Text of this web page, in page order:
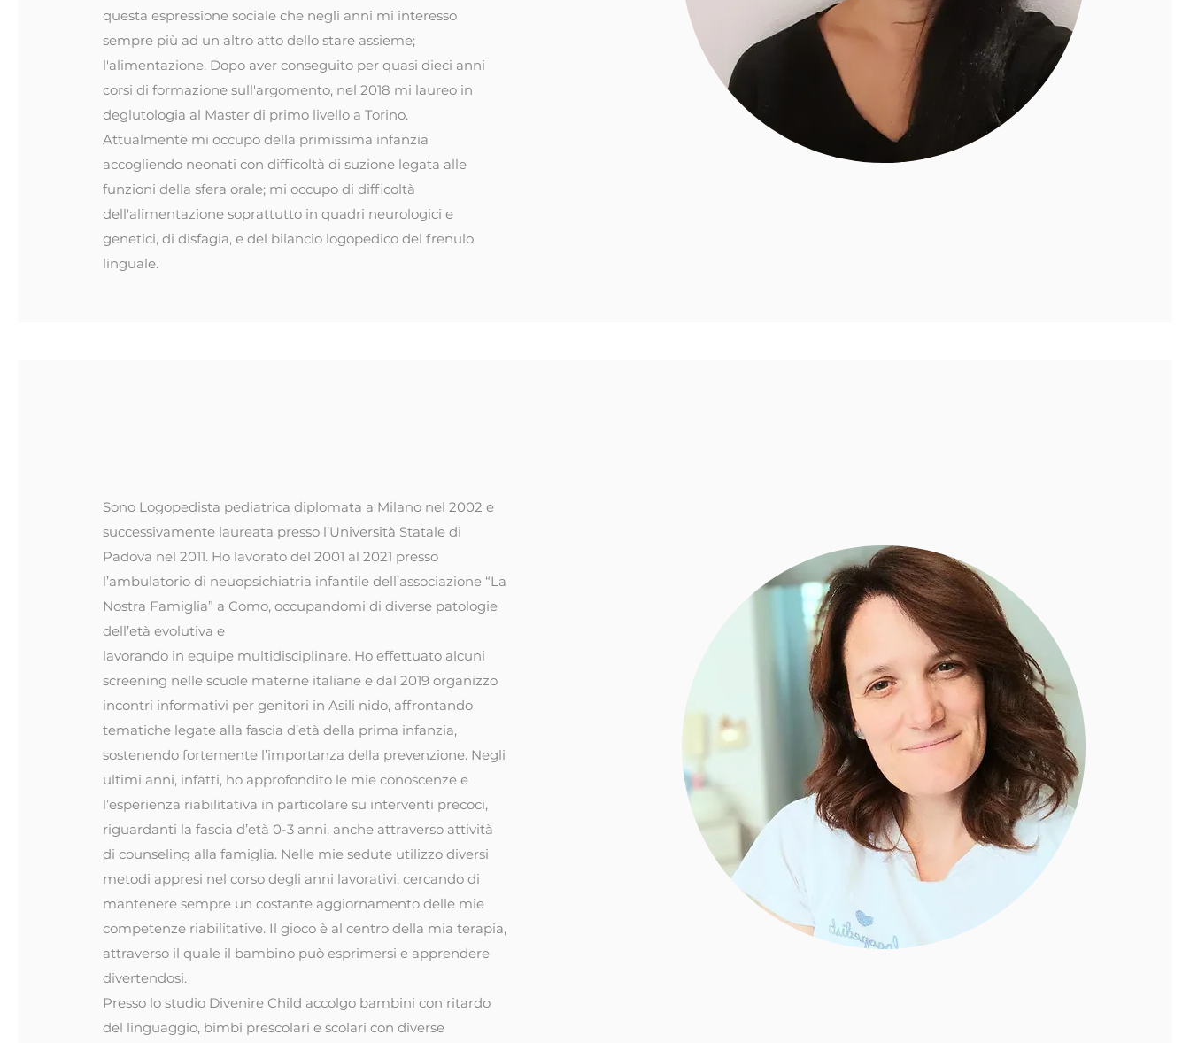
questa espressione sociale che negli anni mi interesso
sempre più ad un altro atto dello stare assieme;
l'alimentazione. Dopo aver conseguito per quasi dieci anni
corsi di formazione sull'argomento, nel 2018 mi laureo in
deglutologia al Master di primo livello a Torino.
Attualmente mi occupo della primissima infanzia
accogliendo neonati con difficoltà di suzione legata alle
funzioni della sfera orale; mi occupo di difficoltà
dell'alimentazione soprattutto in quadri neurologici e
genetici, di disfagia, e del bilancio logopedico del frenulo
linguale.
Sono Logopedista pediatrica diplomata a Milano nel 2002 e
successivamente laureata presso l’Università Statale di
Padova nel 2011. Ho lavorato del 2001 al 2021 presso
l’ambulatorio di neuopsichiatria infantile dell’associazione “La
Nostra Famiglia” a Como, occupandomi di diverse patologie
dell’età evolutiva e
lavorando in equipe multidisciplinare. Ho effettuato alcuni
screening nelle scuole materne italiane e dal 2019 organizzo
incontri informativi per genitori in Asili nido, affrontando
tematiche legate alla fascia d’età della prima infanzia,
sostenendo fortemente l’importanza della prevenzione. Negli
ultimi anni, infatti, ho approfondito le mie conoscenze e
l’esperienza riabilitativa in particolare su interventi precoci,
riguardanti la fascia d’età 0-3 anni, anche attraverso attività
di counseling alla famiglia. Nelle mie sedute utilizzo diversi
metodi appresi nel corso degli anni lavorativi, cercando di
mantenere sempre un costante aggiornamento delle mie
competenze riabilitative. Il gioco è al centro della mia terapia,
attraverso il quale il bambino può esprimersi e apprendere
divertendosi.
Presso lo studio Divenire Child accolgo bambini con ritardo
del linguaggio, bimbi prescolari e scolari con diverse